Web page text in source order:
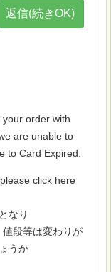
返信(続きOK)
order with
are unable to
to Card Expired.
click here
なり
段等は変わりが
うか